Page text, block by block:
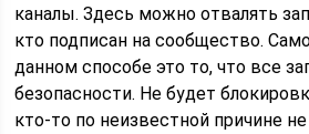
каналы. Здесь можно отвалять
кто подписан на сообщество.
данном способе это то, что все
безопасности. Не будет
кто-то по неизвестной причине